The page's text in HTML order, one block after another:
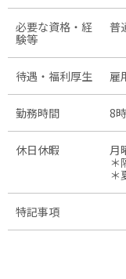
必要な資格・経
験等
普
待遇・福利厚生 雇
勤務時間 8
休日休暇
月
＊
＊
特記事項